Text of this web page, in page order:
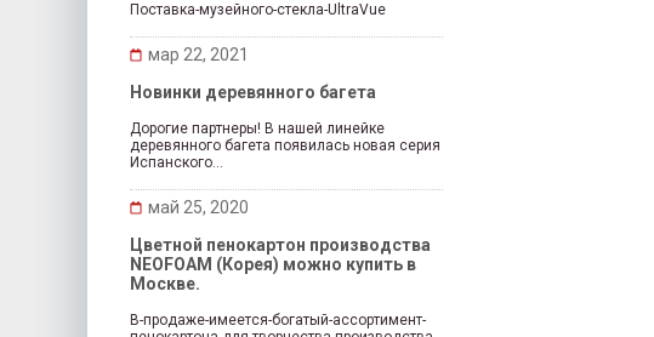
Поставка-музейного-стекла-UltraVue
мар 22, 2021
Новинки деревянного багета
Дорогие партнеры! В нашей линейке
деревянного багета появилась новая серия
Испанского...
май 25, 2020
Цветной пенокартон производства
NEOFOAM (Корея) можно купить в
Москве.
В-продаже-имеется-богатый-ассортимент-